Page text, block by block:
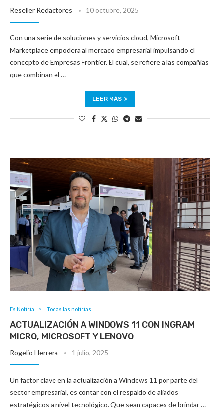
Reseller Redactores 10 octubre, 2025
Con una serie de soluciones y servicios cloud, Microsoft
Marketplace empodera al mercado empresarial impulsando el
concepto de Empresas Frontier. El cual, se refiere a las compañías
que combinan el …
LEER MÁS
Es Noticia Todas las noticias
ACTUALIZACIÓN A WINDOWS 11 CON INGRAM
MICRO, MICROSOFT Y LENOVO
Rogelio Herrera 1 julio, 2025
Un factor clave en la actualización a Windows 11 por parte del
sector empresarial, es contar con el respaldo de aliados
estratégicos a nivel tecnológico. Que sean capaces de brindar …